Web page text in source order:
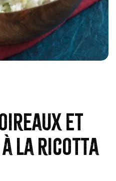
et
à la ricotta